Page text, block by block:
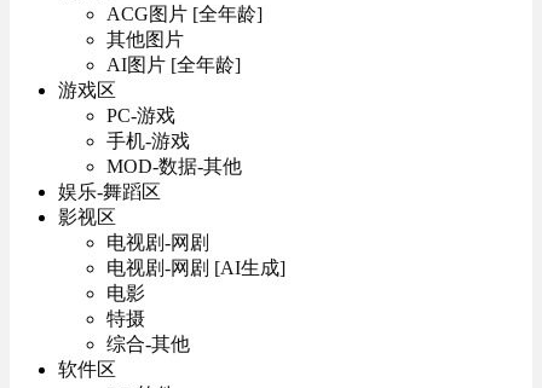
ACG图片 [全年龄]
其他图片
AI图片 [全年龄]
游戏区
PC-游戏
手机-游戏
MOD-数据-其他
娱乐-舞蹈区
影视区
电视剧-网剧
电视剧-网剧 [AI生成]
电影
特摄
综合-其他
软件区